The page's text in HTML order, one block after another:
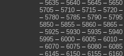
– 5635 – 5640 – 5645 – 5650
5705 – 5710 – 5715 – 5720 –
– 5780 – 5785 – 5790 – 5795
5850 – 5855 – 5860 – 5865 –
– 5925 – 5930 – 5935 – 5940
5995 – 6000 – 6005 – 6010 –
– 6070 – 6075 – 6080 – 6085
– 6145 – 6150 – 6155 – 6160